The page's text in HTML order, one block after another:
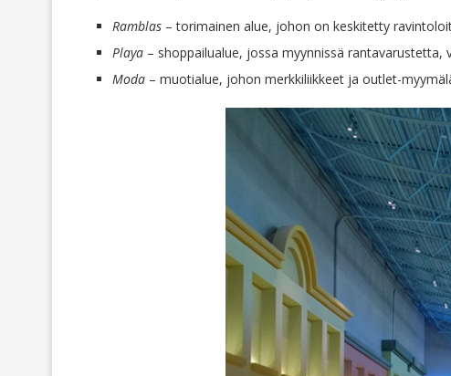
Ramblas – torimainen alue, johon on keskitetty
Playa – shoppailualue, jossa myynnissä
Moda – muotialue, johon merkkiliikkeet ja outlet-